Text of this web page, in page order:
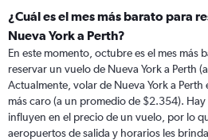
¿Cuál es el mes más barato para
Nueva York a Perth?
En este momento, octubre es el mes más
reservar un vuelo de Nueva York a Perth
Actualmente, volar de Nueva York a
más caro (a un promedio de $2.354).
influyen en el precio de un vuelo, por lo
aeropuertos de salida y horarios les